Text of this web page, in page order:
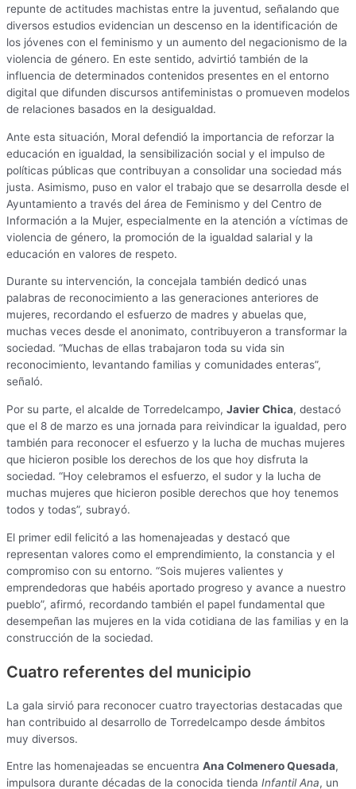
repunte de actitudes machistas entre la juventud, señalando que
diversos estudios evidencian un descenso en la identificación de
los jóvenes con el feminismo y un aumento del negacionismo de la
violencia de género. En este sentido, advirtió también de la
influencia de determinados contenidos presentes en el entorno
digital que difunden discursos antifeministas o promueven modelos
de relaciones basados en la desigualdad.
Ante esta situación, Moral defendió la importancia de reforzar la
educación en igualdad, la sensibilización social y el impulso de
políticas públicas que contribuyan a consolidar una sociedad más
justa. Asimismo, puso en valor el trabajo que se desarrolla desde el
Ayuntamiento a través del área de Feminismo y del Centro de
Información a la Mujer, especialmente en la atención a víctimas de
violencia de género, la promoción de la igualdad salarial y la
educación en valores de respeto.
Durante su intervención, la concejala también dedicó unas
palabras de reconocimiento a las generaciones anteriores de
mujeres, recordando el esfuerzo de madres y abuelas que,
muchas veces desde el anonimato, contribuyeron a transformar la
sociedad. “Muchas de ellas trabajaron toda su vida sin
reconocimiento, levantando familias y comunidades enteras”,
señaló.
Por su parte, el alcalde de Torredelcampo, Javier Chica, destacó
que el 8 de marzo es una jornada para reivindicar la igualdad, pero
también para reconocer el esfuerzo y la lucha de muchas mujeres
que hicieron posible los derechos de los que hoy disfruta la
sociedad. “Hoy celebramos el esfuerzo, el sudor y la lucha de
muchas mujeres que hicieron posible derechos que hoy tenemos
todos y todas”, subrayó.
El primer edil felicitó a las homenajeadas y destacó que
representan valores como el emprendimiento, la constancia y el
compromiso con su entorno. “Sois mujeres valientes y
emprendedoras que habéis aportado progreso y avance a nuestro
pueblo”, afirmó, recordando también el papel fundamental que
desempeñan las mujeres en la vida cotidiana de las familias y en la
construcción de la sociedad.
Cuatro referentes del municipio
La gala sirvió para reconocer cuatro trayectorias destacadas que
han contribuido al desarrollo de Torredelcampo desde ámbitos
muy diversos.
Entre las homenajeadas se encuentra Ana Colmenero Quesada,
impulsora durante décadas de la conocida tienda Infantil Ana, un